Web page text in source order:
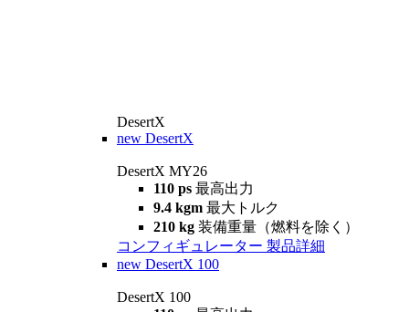
DesertX
new DesertX
DesertX MY26
110 ps 最高出力
9.4 kgm 最大トルク
210 kg 装備重量（燃料を除く）
コンフィギュレーター 製品詳細
new DesertX 100
DesertX 100